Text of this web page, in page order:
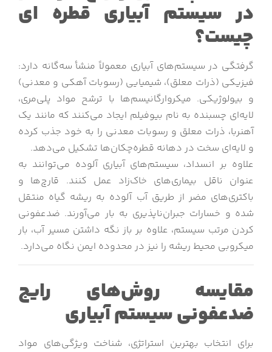
در سیستم آبیاری قطره ای
چیست؟
گرفتگی در سیستم‌های آبیاری معمولاً منشأ سه‌گانه دارد:
فیزیکی (ذرات معلق)، شیمیایی (رسوبات آهکی و معدنی)
و بیولوژیکی. میکروارگانیسم‌ها با ترشح مواد پلی‌مری،
لایه‌ای چسبنده به نام بیوفیلم ایجاد می‌کنند که مانند یک
آهنربا، ذرات معلق و رسوبات معدنی را به خود جذب کرده
و لایه‌ای سخت در دهانه قطره‌چکان‌ها تشکیل می‌دهد.
علاوه بر انسداد، سیستم‌های آبیاری آلوده می‌توانند به
عنوان ناقل بیماری‌های خاک‌زاد عمل کنند. قارچ‌ها و
باکتری‌های مضر از طریق آب آلوده به ریشه گیاه منتقل
شده و خسارات جبران‌ناپذیری به بار می‌آورند. ضدعفونی
کردن مرتب سیستم، علاوه بر باز نگه داشتن مسیر آب، بار
میکروبی محیط ریشه را نیز در محدوده ایمن نگاه می‌دارد.
مقایسه روش‌های رایج
ضدعفونی سیستم آبیاری
برای انتخاب بهترین استراتژی، شناخت ویژگی‌های مواد